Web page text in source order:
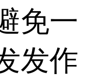
免一
发作